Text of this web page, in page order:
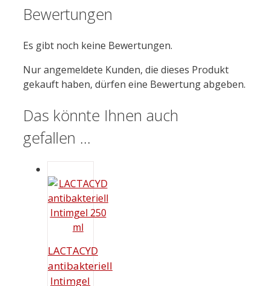
Bewertungen
Es gibt noch keine Bewertungen.
Nur angemeldete Kunden, die dieses Produkt
gekauft haben, dürfen eine Bewertung abgeben.
Das könnte Ihnen auch
gefallen …
LACTACYD
antibakteriell
Intimgel